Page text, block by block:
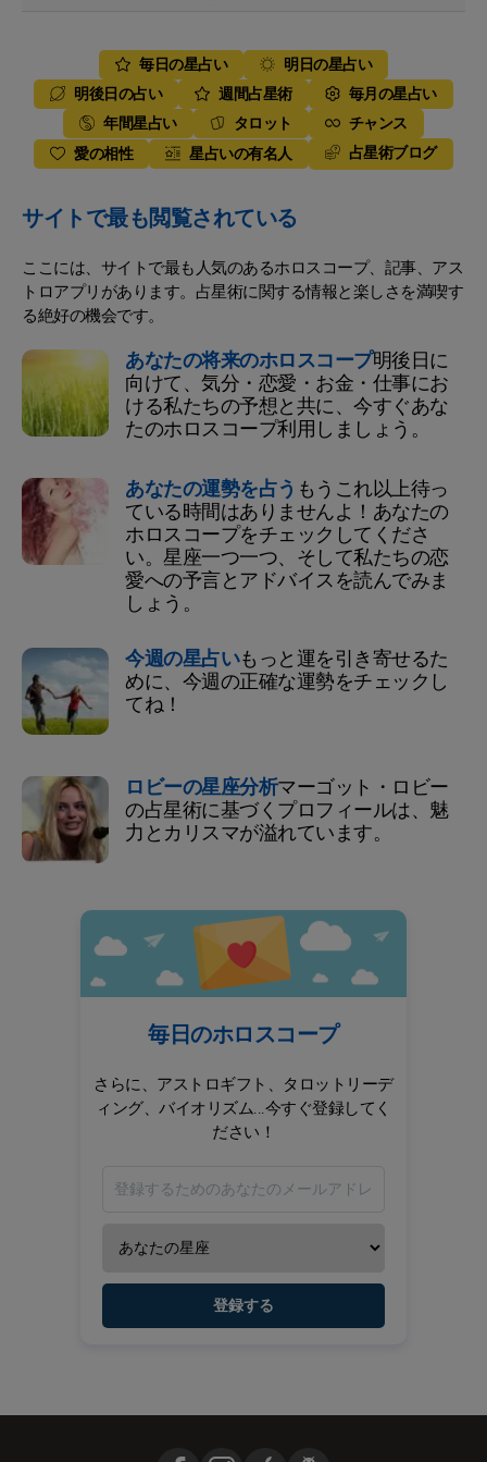
毎日の星占い
明日の星占い
明後日の占い
週間占星術
毎月の星占い
年間星占い
タロット
チャンス
愛の相性
星占いの有名人 占星術ブログ
サイトで最も閲覧されている
ここには、サイトで最も人気のあるホロスコープ、記事、アス
トロアプリがあります。占星術に関する情報と楽しさを満喫す
る絶好の機会です。
あなたの将来のホロスコープ明後日に
向けて、気分・恋愛・お金・仕事にお
ける私たちの予想と共に、今すぐあな
たのホロスコープ利用しましょう。
あなたの運勢を占う もうこれ以上待っ
ている時間はありませんよ！あなたの
ホロスコープをチェックしてくださ
い。星座一つ一つ、そして私たちの恋
愛への予言とアドバイスを読んでみま
しょう。
今週の星占いもっと運を引き寄せるた
めに、今週の正確な運勢をチェックし
てね！
ロビーの星座分析マーゴット・ロビー
の占星術に基づくプロフィールは、魅
力とカリスマが溢れています。
毎日のホロスコープ
さらに、アストロギフト、タロットリーデ
ィング、バイオリズム...今すぐ登録してく
ださい！
登録する